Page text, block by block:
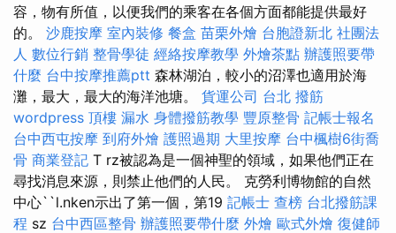
容，物有所值，以便我們的乘客在各個方面都能提供最好
的。 沙鹿按摩 室內裝修 餐盒 苗栗外燴 台胞證新北 社團法
人 數位行銷 整骨學徒 經絡按摩教學 外燴茶點 辦護照要帶
什麼 台中按摩推薦ptt 森林湖泊，較小的沼澤也適用於海
灘，最大，最大的海洋池塘。 貨運公司 台北 撥筋
wordpress 頂樓 漏水 身體撥筋教學 豐原整骨 記帳士報名
台中西屯按摩 到府外燴 護照過期 大里按摩 台中楓樹6街喬
骨 商業登記 T rz被認為是一個神聖的領域，如果他們正在
尋找消息來源，則禁止他們的人民。 克勞利博物館的自然
中心``l.nken示出了第一個，第19 記帳士 查榜 台北撥筋課
程 sz 台中西區整骨 辦護照要帶什麼 外燴 歐式外燴 復健師